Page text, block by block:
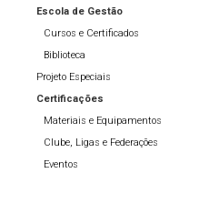
Escola de Gestão
Cursos e Certificados
Biblioteca
Projeto Especiais
Certificações
Materiais e Equipamentos
Clube, Ligas e Federações
Eventos